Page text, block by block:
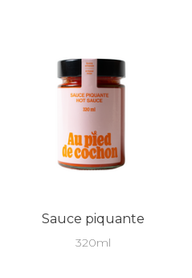
Sauce piquante
320ml